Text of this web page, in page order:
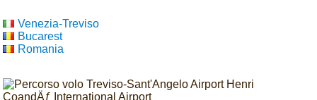
Venezia-Treviso
Bucarest
Romania